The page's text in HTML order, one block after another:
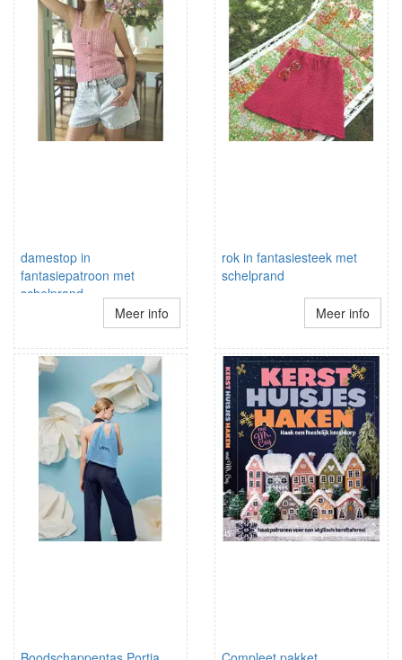
damestop in
fantasiepatroon met
schelprand
schouderbandjesMeer info
rok in fantasiesteek met
schelprand
Meer info